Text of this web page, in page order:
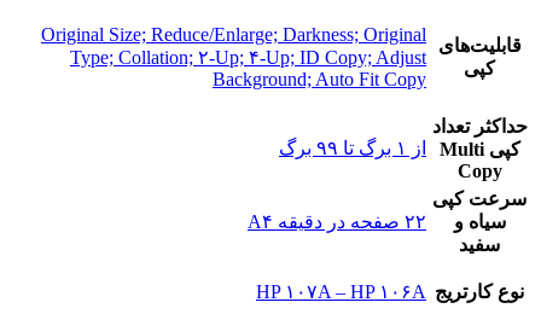
قابلیت‌های
کپی
Original Size; Reduce/Enlarge; Darkness; Original
Type; Collation; ۲-Up; ۴-Up; ID Copy; Adjust
Background; Auto Fit Copy
حداکثر تعداد
کپی Multi
Copy
از ۱ برگ تا ۹۹ برگ
سرعت کپی
سیاه و
سفید
۲۲ صفحه در دقیقه A۴
نوع کارتریج HP ۱۰۷A – HP ۱۰۶A